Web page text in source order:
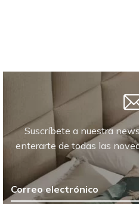
Suscríbete a nuestra
enterarte de todas las